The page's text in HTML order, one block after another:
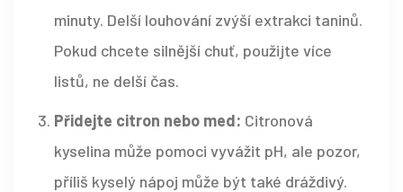
minuty. Delší louhování zvýší extrakci taninů.
Pokud chcete silnější chuť, použijte více
listů, ne delší čas.
Přidejte citron nebo med: Citronová
kyselina může pomoci vyvážit pH, ale pozor,
příliš kyselý nápoj může být také dráždivý.